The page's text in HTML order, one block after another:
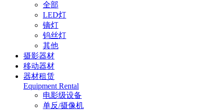
全部
LED灯
镝灯
钨丝灯
其他
摄影器材
移动器材
器材租赁
Equipment Rental
电影级设备
单反/摄像机